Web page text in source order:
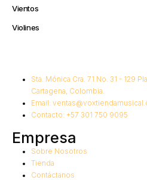
Vientos
Violines
Sta. Mónica Cra. 71 No. 31 - 129
Cartagena, Colombia.
Email:
Contacto: +57 301 750 9095
Empresa
Sobre Nosotros
Tienda
Contáctanos